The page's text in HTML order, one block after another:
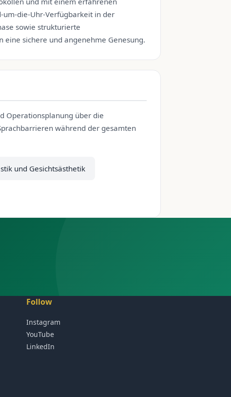
um-die-Uhr-Verfügbarkeit in der
sowie strukturierte
sichere und angenehme Genesung.
Operationsplanung über die
während der gesamten
und Gesichtsästhetik
Follow
Instagram
YouTube
LinkedIn